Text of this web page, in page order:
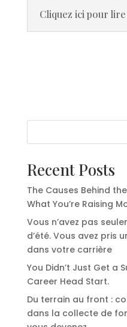
Cliquez ici pour
Recent Posts
The Causes Behind
What You’re Raising
Vous n’avez pas
d’été. Vous avez pris
dans votre carrière
You Didn’t Just Get a
Career Head Start.
Du terrain au front :
dans la collecte de